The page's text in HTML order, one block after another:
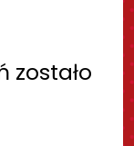
zostało